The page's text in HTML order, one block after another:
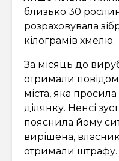
близько 30
розраховувала
кілограмів хмелю.
За місяць до
отримали
міста, яка
ділянку. Ненсі
пояснила йому
вирішена,
отримали штрафу.